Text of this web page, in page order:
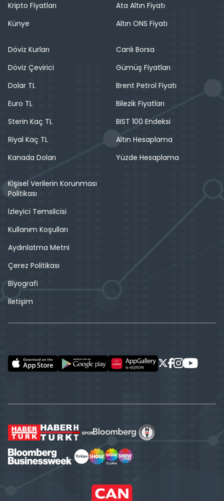
Kripto Fiyatları
Künye
Ata Altın Fiyatı
Altın ONS Fiyatı
Döviz Kurları
Döviz Çevirici
Dolar TL
Euro TL
Sterin Kaç TL
Riyal Kaç TL
Kanada Doları
Canlı Borsa
Gümüş Fiyatları
Brent Petrol Fiyatı
Bilezik Fiyatları
BIST 100 Endeksi
Altın Hesaplama
Yüzde Hesaplama
Kişisel Verilerin Korunması
Politikası
İzleyici Temsilcisi
Kullanım Koşulları
Aydınlatma Metni
Çerez Politikası
Biyografi
İletişim